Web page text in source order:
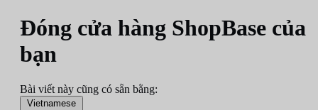
Đóng cửa hàng ShopBase của
bạn
Bài viết này cũng có sẵn bằng:
Vietnamese